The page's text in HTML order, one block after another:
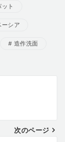
ト
ーシア
造作洗面
次のページ